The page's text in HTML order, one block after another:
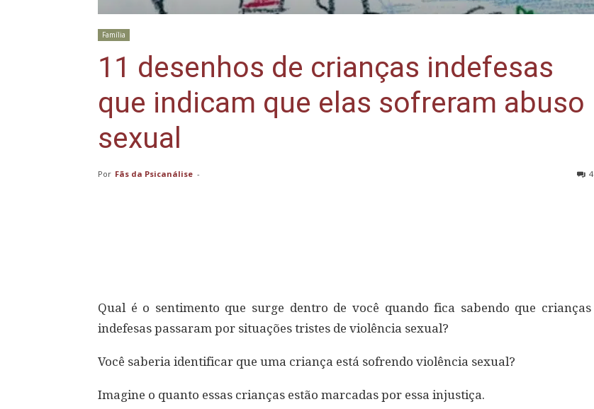
Família
11 desenhos de crianças indefesas
que indicam que elas sofreram abuso
sexual
Por Fãs da Psicanálise - 4
Qual é o sentimento que surge dentro de você quando fica sabendo que crianças
indefesas passaram por situações tristes de violência sexual?
Você saberia identificar que uma criança está sofrendo violência sexual?
Imagine o quanto essas crianças estão marcadas por essa injustiça.